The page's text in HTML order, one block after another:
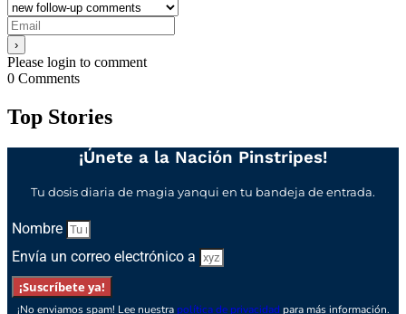
Please login to comment
0 Comments
Top Stories
¡Únete a la Nación Pinstripes!
Tu dosis diaria de magia yanqui en tu bandeja de entrada.
Nombre
Envía un correo electrónico a
¡Suscríbete ya!
¡No enviamos spam! Lee nuestra política de privacidad para más información.